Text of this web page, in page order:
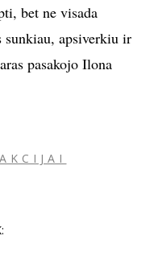
bet ne visada
sunkiau, apsiverkiu ir
pasakojo Ilona